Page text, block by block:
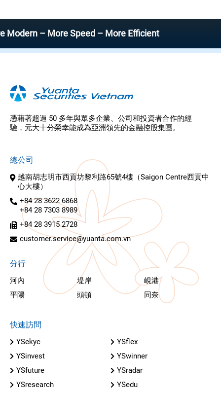
– More Speed – More Efficient
憑藉著超過 50 多年與眾多企業、公司和投資者合作的經
驗，元大十分榮幸能成為亞洲領先的金融控股集團。
總公司
越南胡志明市西貢坊黎利路65號4樓（Saigon Centre西貢中
心大樓）
+84 28 3622 6868
+84 28 7303 8989
+84 28 3915 2728
customer.service@yuanta.com.vn
分行
河內 堤岸
峴港
平陽
頭頓 同奈
快速訪問
YSekyc
YSflex
YSinvest
YSwinner
YSfuture
YSradar
YSresearch
YSedu